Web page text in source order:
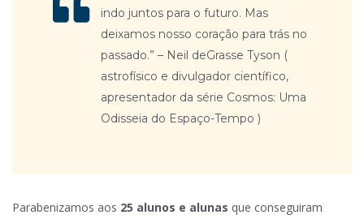
indo juntos para o futuro. Mas
deixamos nosso coração para trás no
passado.” – Neil deGrasse Tyson (
astrofísico e divulgador científico,
apresentador da série Cosmos: Uma
Odisseia do Espaço-Tempo )
Parabenizamos aos 25 alunos e alunas que conseguiram